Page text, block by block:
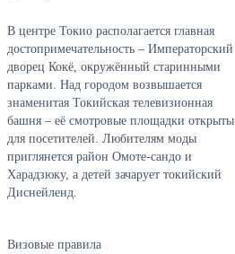
В центре Токио располагается главная
достопримечательность – Императорский
дворец Кокё, окружённый старинными
парками. Над городом возвышается
знаменитая Токийская телевизионная
башня – её смотровые площадки открыты
для посетителей. Любителям моды
приглянется район Омоте-сандо и
Харадзюку, а детей зачарует токийский
Диснейленд.
Визовые правила